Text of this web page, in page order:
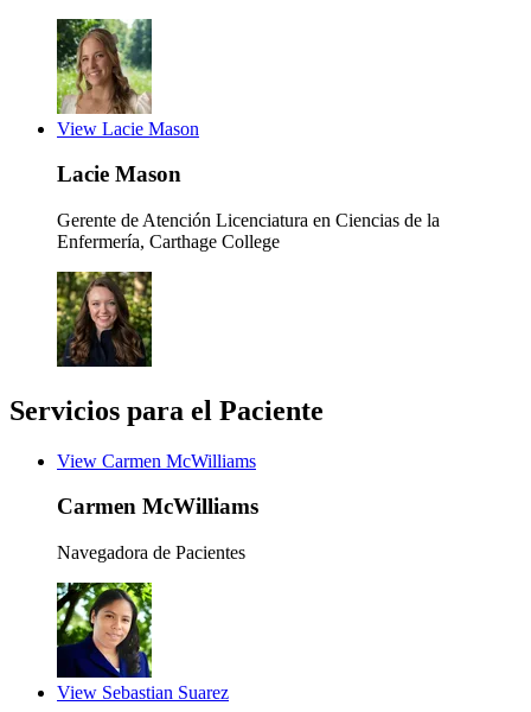
View Lacie Mason
Lacie Mason
Gerente de Atención Licenciatura en Ciencias de la
Enfermería, Carthage College
Servicios para el Paciente
View Carmen McWilliams
Carmen McWilliams
Navegadora de Pacientes
View Sebastian Suarez